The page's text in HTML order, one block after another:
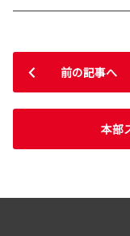
前の記事へ
本部